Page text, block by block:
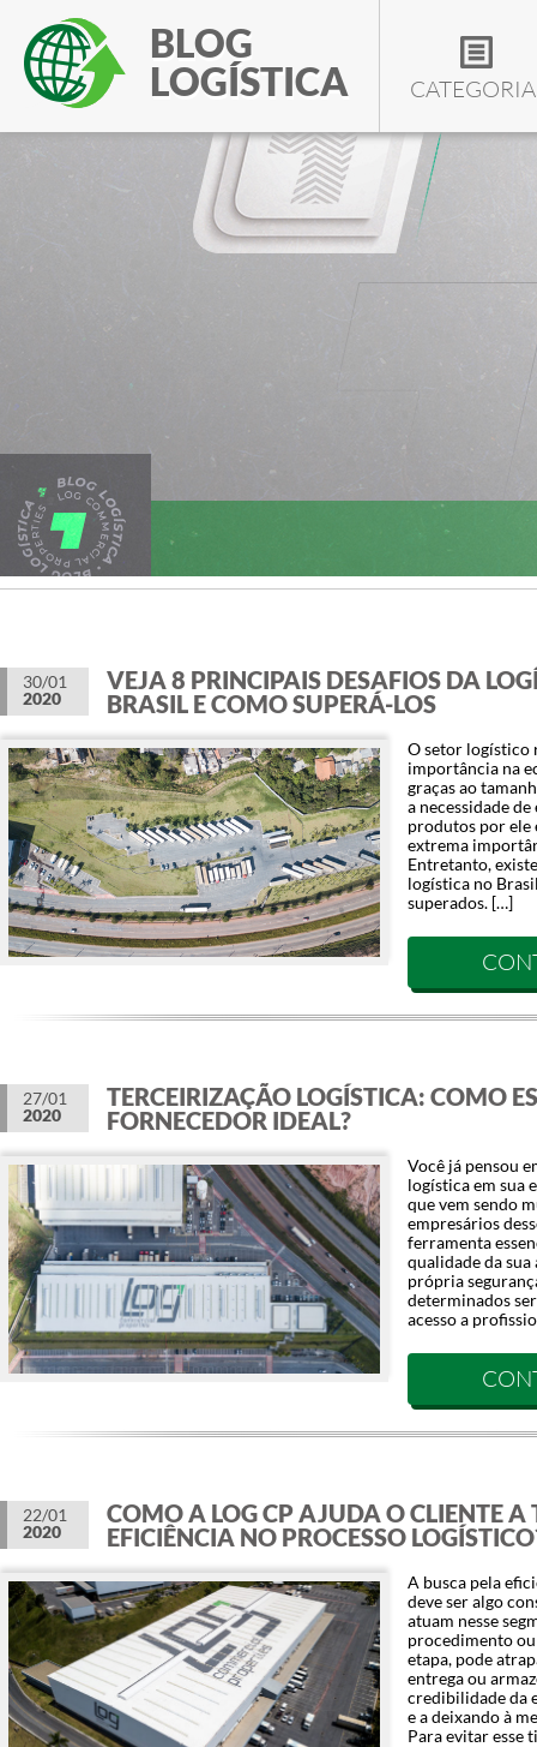
BLOG
LOGÍSTICA
30/01
2020
VEJA 8 PRINCIPAIS DESAFIOS DA
BRASIL E COMO SUPERÁ-LOS
O setor logístico
importância na
graças ao
a necessidade
produtos por ele
extrema
Entretanto,
logística no
superados. […]
27/01
2020
TERCEIRIZAÇÃO LOGÍSTICA: COMO
FORNECEDOR IDEAL?
Você já pensou
logística em sua
que vem sendo
empresários
ferramenta
qualidade da
própria
determinados
acesso a
22/01
2020
COMO A LOG CP AJUDA O CLIENTE A
EFICIÊNCIA NO PROCESSO
A busca pela
deve ser algo
atuam nesse
procedimento
etapa, pode
entrega ou
credibilidade da
e a deixando à
Para evitar esse